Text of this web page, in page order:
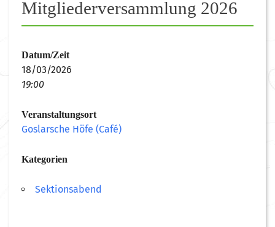
Mitgliederversammlung 2026
Datum/Zeit
18/03/2026
19:00
Veranstaltungsort
Goslarsche Höfe (Café)
Kategorien
Sektionsabend